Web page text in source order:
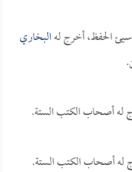
الحفظ، أخرج لهالبخاري
له أصحاب الكتب الستة.
له أصحاب الكتب الستة.